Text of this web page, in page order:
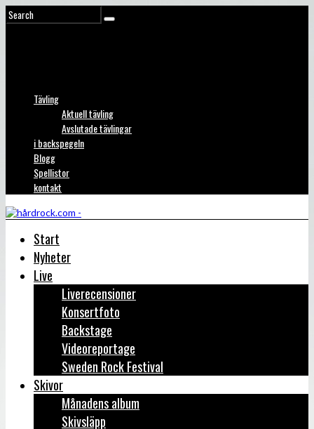
Tävling
Aktuell tävling
Avslutade tävlingar
i backspegeln
Blogg
Spellistor
kontakt
Start
Nyheter
Live
Liverecensioner
Konsertfoto
Backstage
Videoreportage
Sweden Rock Festival
Skivor
Månadens album
Skivsläpp